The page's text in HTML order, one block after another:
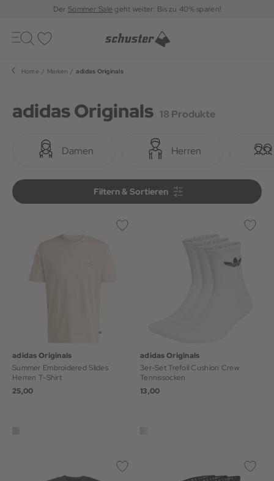
DerSommer Sale geht weiter: Bis zu 40% sparen!
Toggle
navigation
Home Marken adidas Originals
adidas Originals 18 Produkte
Damen Herren
Filtern & Sortieren
Filtern & Sortieren
adidas Originals
Summer Embroidered Slides
Herren T-Shirt
25,00
adidas Originals
3er-Set Trefoil Cushion Crew
Tennissocken
13,00